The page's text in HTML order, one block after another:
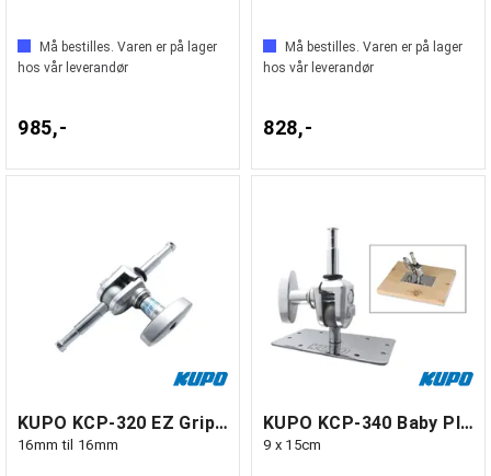
Må bestilles. Varen er på lager
hos vår leverandør
985,-
Må bestilles. Varen er på lager
hos vår leverandør
828,-
KUPO KCP-320 EZ Grip Twins
16mm til 16mm
KUPO KCP-340 Baby Plate w/ EZ GripFinger
9 x 15cm